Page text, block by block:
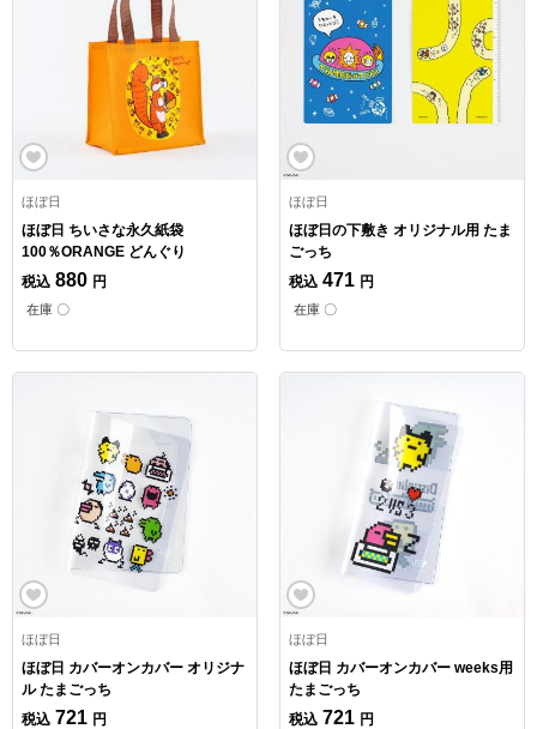
ほぼ日
ほぼ日 ちいさな永久紙袋
100％ORANGE どんぐり
税込 880 円
在庫 〇
ほぼ日
ほぼ日の下敷き オリジナル用 たま
ごっち
税込 471 円
在庫 〇
ほぼ日
ほぼ日 カバーオンカバー オリジナ
ル たまごっち
税込 721 円
ほぼ日
ほぼ日 カバーオンカバー weeks用
たまごっち
税込 721 円